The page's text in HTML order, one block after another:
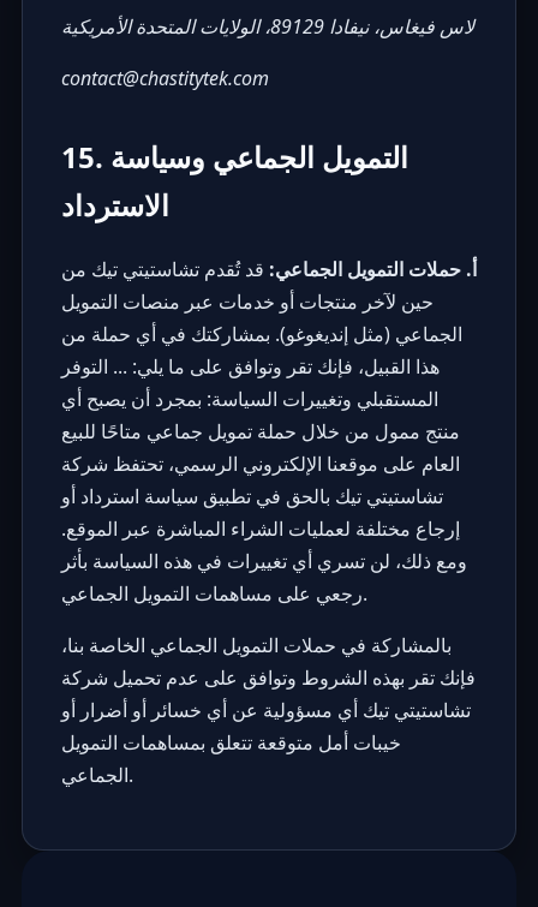
لاس فيغاس، نيفادا 89129، الولايات المتحدة الأمريكية
contact@chastitytek.com
15. التمويل الجماعي وسياسة
الاسترداد
أ. حملات التمويل الجماعي: قد تُقدم تشاستيتي تيك من
حين لآخر منتجات أو خدمات عبر منصات التمويل
الجماعي (مثل إنديغوغو). بمشاركتك في أي حملة من
هذا القبيل، فإنك تقر وتوافق على ما يلي: ... التوفر
المستقبلي وتغييرات السياسة: بمجرد أن يصبح أي
منتج ممول من خلال حملة تمويل جماعي متاحًا للبيع
العام على موقعنا الإلكتروني الرسمي، تحتفظ شركة
تشاستيتي تيك بالحق في تطبيق سياسة استرداد أو
إرجاع مختلفة لعمليات الشراء المباشرة عبر الموقع.
ومع ذلك، لن تسري أي تغييرات في هذه السياسة بأثر
رجعي على مساهمات التمويل الجماعي.
بالمشاركة في حملات التمويل الجماعي الخاصة بنا،
فإنك تقر بهذه الشروط وتوافق على عدم تحميل شركة
تشاستيتي تيك أي مسؤولية عن أي خسائر أو أضرار أو
خيبات أمل متوقعة تتعلق بمساهمات التمويل
الجماعي.